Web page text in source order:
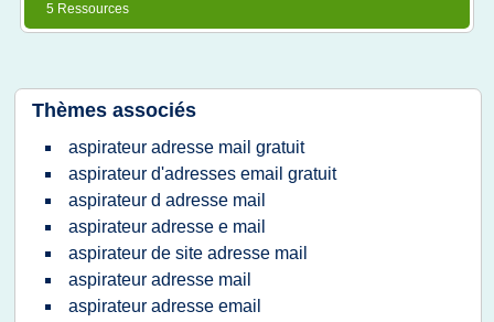
5 Ressources
Thèmes associés
aspirateur adresse mail gratuit
aspirateur d'adresses email gratuit
aspirateur d adresse mail
aspirateur adresse e mail
aspirateur de site adresse mail
aspirateur adresse mail
aspirateur adresse email